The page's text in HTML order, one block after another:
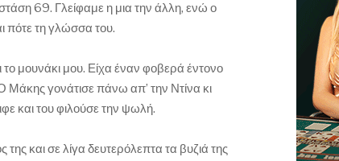
69. Γλείφαμε η μια την άλλη, ενώ ο
πότε τη γλώσσα του.
μουνάκι μου. Είχα έναν φοβερά έντονο
γονάτισε πάνω απ’ την Ντίνα κι
και του φιλούσε την ψωλή.
και σε λίγα δευτερόλεπτα τα βυζιά της